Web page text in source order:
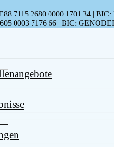
7115 2680 0000 1701 34 |
0003 7176 66 | BIC: